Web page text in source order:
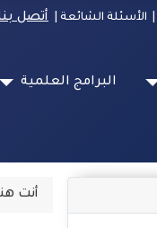
| الأسئلة الشائعة أتصل
البرامج العلمية
أنت